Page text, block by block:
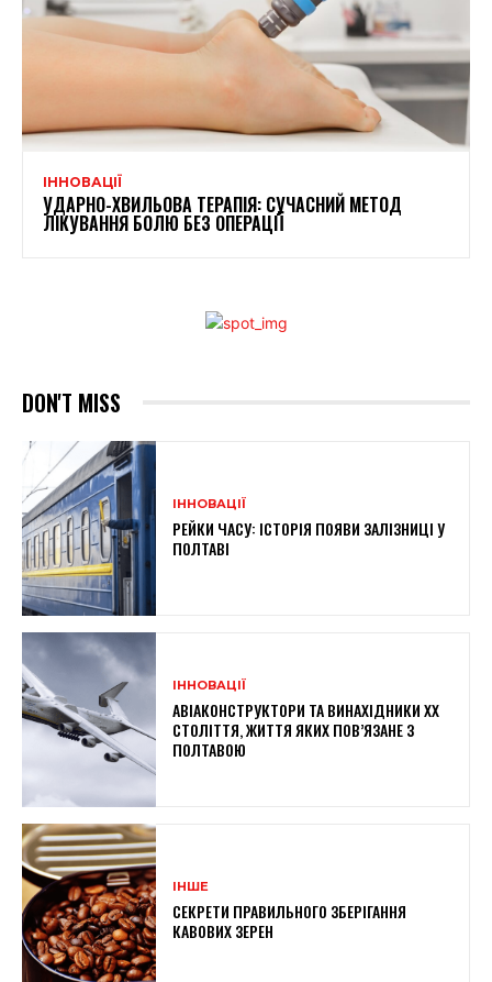
ІННОВАЦІЇ
УДАРНО-ХВИЛЬОВА ТЕРАПІЯ: СУЧАСНИЙ МЕТОД
ЛІКУВАННЯ БОЛЮ БЕЗ ОПЕРАЦІЇ
DON'T MISS
ІННОВАЦІЇ
РЕЙКИ ЧАСУ: ІСТОРІЯ ПОЯВИ ЗАЛІЗНИЦІ У
ПОЛТАВІ
ІННОВАЦІЇ
АВІАКОНСТРУКТОРИ ТА ВИНАХІДНИКИ XX
СТОЛІТТЯ, ЖИТТЯ ЯКИХ ПОВ’ЯЗАНЕ З
ПОЛТАВОЮ
ІНШЕ
СЕКРЕТИ ПРАВИЛЬНОГО ЗБЕРІГАННЯ
КАВОВИХ ЗЕРЕН